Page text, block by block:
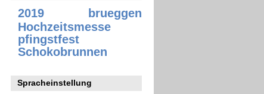
2019
brueggen
Hochzeitsmesse
pfingstfest
Schokobrunnen
Spracheinstellung